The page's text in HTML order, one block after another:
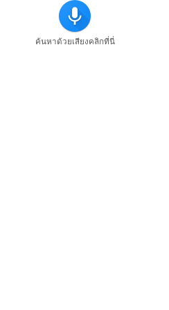
ค้นหาด้วยเสียงคลิกที่นี่